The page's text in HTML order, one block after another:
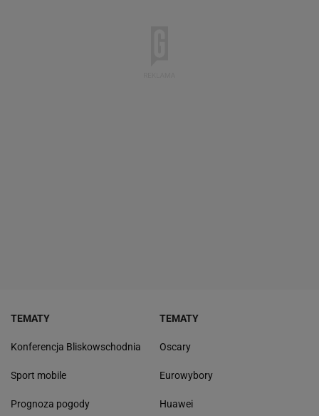
TEMATY
Konferencja Bliskowschodnia
Sport mobile
Prognoza pogody
TEMATY
Oscary
Eurowybory
Huawei